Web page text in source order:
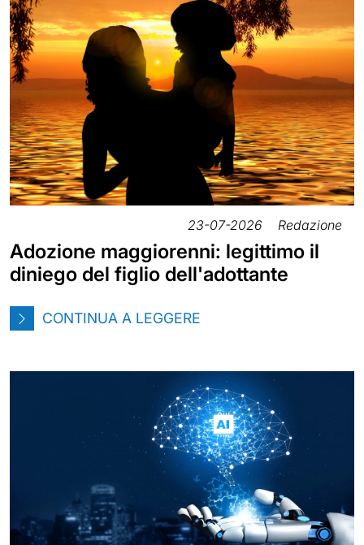
23-07-2026 Redazione
Adozione maggiorenni: legittimo il
diniego del figlio dell'adottante
CONTINUA A LEGGERE